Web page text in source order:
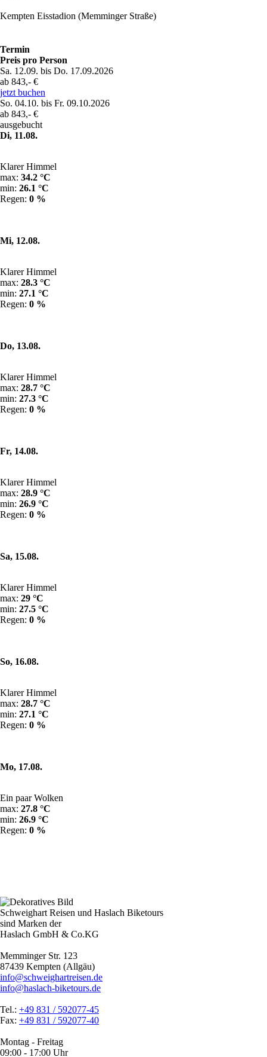
Kempten Eisstadion (Memminger Straße)
Termin
Preis pro Person
Sa. 12.09. bis Do. 17.09.2026
ab 843,- €
jetzt buchen
So. 04.10. bis Fr. 09.10.2026
ab 843,- €
ausgebucht
Di, 11.08.
Klarer Himmel
max: 34.2 °C
min: 26.1 °C
Regen: 0 %
Mi, 12.08.
Klarer Himmel
max: 28.3 °C
min: 27.1 °C
Regen: 0 %
Do, 13.08.
Klarer Himmel
max: 28.7 °C
min: 27.3 °C
Regen: 0 %
Fr, 14.08.
Klarer Himmel
max: 28.9 °C
min: 26.9 °C
Regen: 0 %
Sa, 15.08.
Klarer Himmel
max: 29 °C
min: 27.5 °C
Regen: 0 %
So, 16.08.
Klarer Himmel
max: 28.7 °C
min: 27.1 °C
Regen: 0 %
Mo, 17.08.
Ein paar Wolken
max: 27.8 °C
min: 26.9 °C
Regen: 0 %
Schweighart Reisen und Haslach Biketours
sind Marken der
Haslach GmbH & Co.KG
Memminger Str. 123
87439 Kempten (Allgäu)
info@schweighartreisen.de
info@haslach-biketours.de
Tel.: +49 831 / 592077-45
Fax: +49 831 / 592077-40
Montag - Freitag
09:00 - 17:00 Uhr